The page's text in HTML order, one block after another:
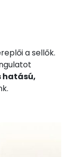
a sellők.
hatású,